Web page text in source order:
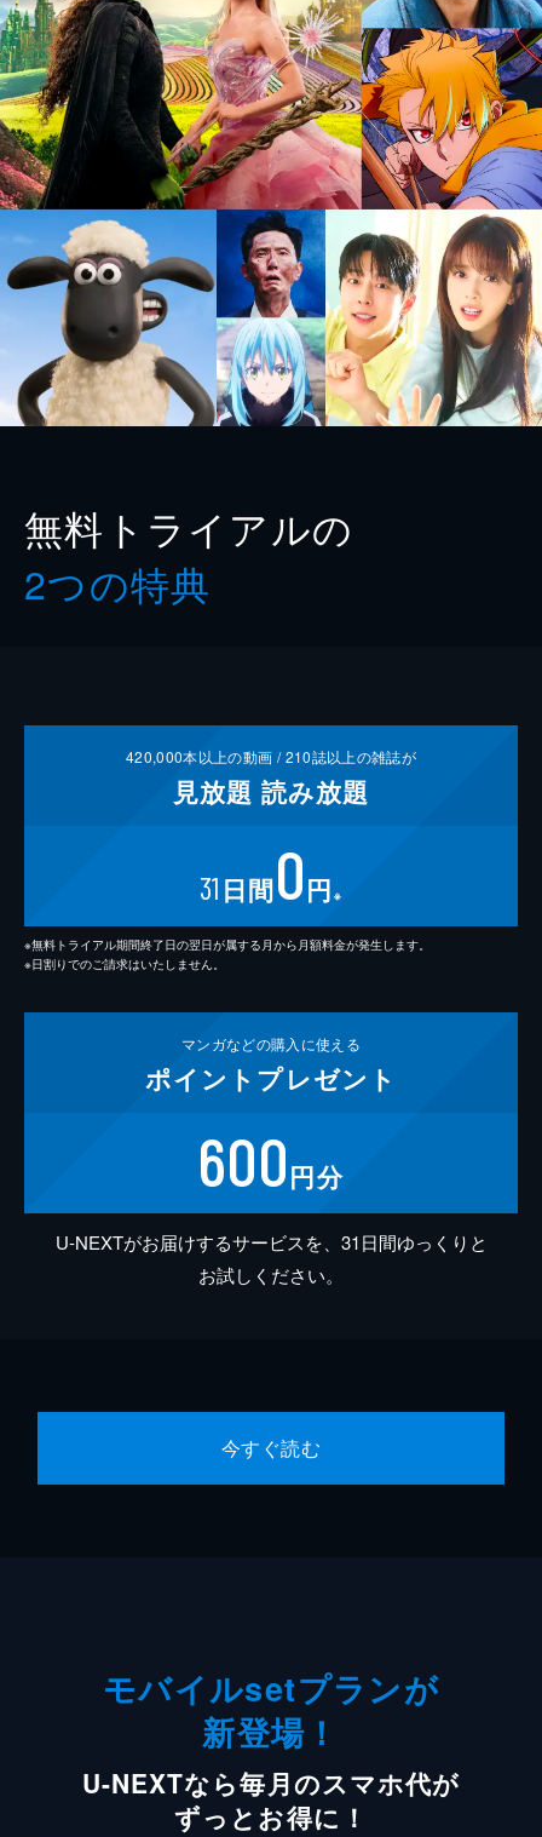
無料トライアルの
2つの特典
420,000本以上の動画 /210誌以上の雑誌が
見放題 読み放題
31 日間0円 ※
※無料トライアル期間終了日の翌日が属する月から月額料金が発生します。
※日割りでのご請求はいたしません。
マンガなどの購入に使える
ポイント プレゼント
600円分
U-NEXTがお届けするサービスを、31日間ゆっくりと
お試しください。
今すぐ読む
モバイルsetプランが
新登場！
U-NEXTなら毎月のスマホ代が
ずっとお得に！